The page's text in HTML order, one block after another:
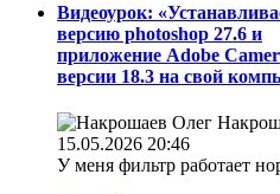
Видеоурок:
версию photoshop 27.6 и
приложение Adobe
версии 18.3 на свой
15.05.2026 20:46
У меня фильтр работает